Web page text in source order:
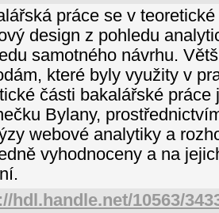
práce se v
design z pohledu
samotného návrhu.
které byly využity v
části bakalářské práce
Bylany,
webové analytiky a
vyhodnoceny a na
hdl.handle.net/10563/